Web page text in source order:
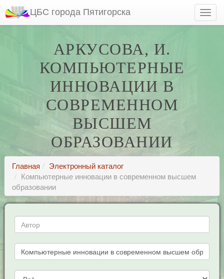
ЦБС города Пятигорска
АРКУСОВА, И.
КОМПЬЮТЕРНЫЕ
ИННОВАЦИИ В
СОВРЕМЕННОМ
ВЫСШЕМ
ОБРАЗОВАНИИ
Главная
Электронный каталог
Компьютерные инновации в современном высшем
образовании